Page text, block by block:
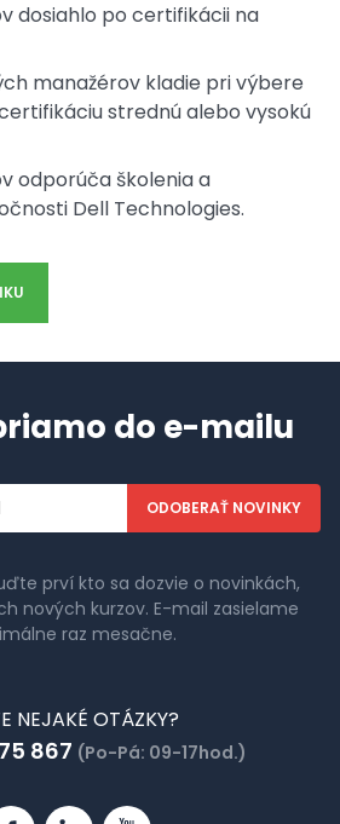
dosiahlo po certifikácii na
manažérov kladie pri výbere
strednú alebo vysokú
odporúča školenia a
Dell Technologies.
do e-mailu
prví kto sa dozvie o novinkách,
nových kurzov. E-mail zasielame
raz mesačne.
NEJAKÉ OTÁZKY?
867 (Po-Pá: 09-17hod.)